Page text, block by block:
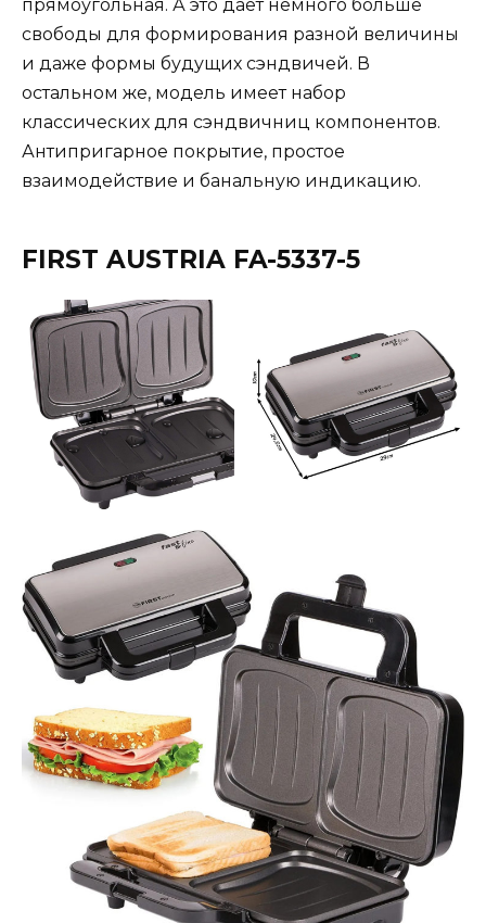
прямоугольная. А это даёт немного больше
свободы для формирования разной величины
и даже формы будущих сэндвичей. В
остальном же, модель имеет набор
классических для сэндвичниц компонентов.
Антипригарное покрытие, простое
взаимодействие и банальную индикацию.
FIRST AUSTRIA FA-5337-5